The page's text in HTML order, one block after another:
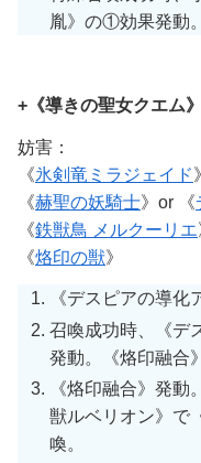
胤》の①効果発動
+《導きの聖女クエム
妨害：
《氷剣竜ミラジェイド》
《赫聖の妖騎士》or 《
《鉄獣鳥 メルクーリエ
《烙印の獣》
《デスピアの導化
召喚成功時、《デ
発動。《烙印融合
《烙印融合》発
獣ルベリオン》で
喚。